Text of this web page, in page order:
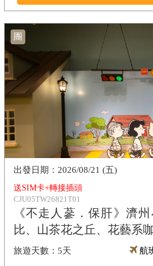
團
送SIM卡+轉接插頭
CJU05TW26821T01
《不走人蔘．保肝》濟
比、山茶花之丘、花藝系
5天
2026/08/21 (五)
航